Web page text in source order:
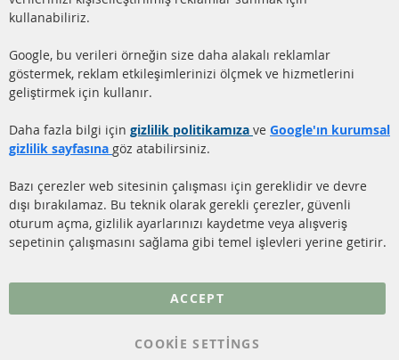
HIZLI LİNKLER
(DPF)
DİZEL PARTİKÜL FİLTRESİ
KATALİZÖR (KAT)
SSS
MÜŞTERİ
Hakkımızda
Gönderim ücreti
Daha fazla link
Veri koruma
Genel Çalışma Koşulları
kullanabiliriz.
Google, bu verileri örneğin size daha alakalı reklamlar
göstermek, reklam etkileşimlerinizi ölçmek ve hizmetlerini
geliştirmek için kullanır.
Daha fazla bilgi için gizlilik politikamıza ve Google'ın kurumsal
gizlilik sayfasına göz atabilirsiniz.
Bazı çerezler web sitesinin çalışması için gereklidir ve devre
dışı bırakılamaz. Bu teknik olarak gerekli çerezler, güvenli
oturum açma, gizlilik ayarlarınızı kaydetme veya alışveriş
sepetinin çalışmasını sağlama gibi temel işlevleri yerine getirir.
ACCEPT
COOKIE SETTINGS